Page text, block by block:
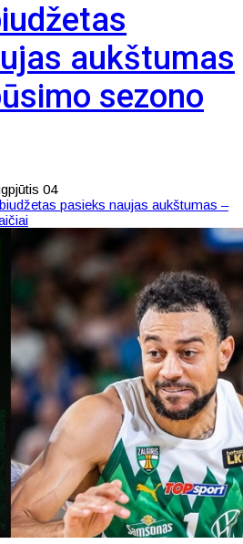
aukštumas
sezono
04
pasieks naujas aukštumas –